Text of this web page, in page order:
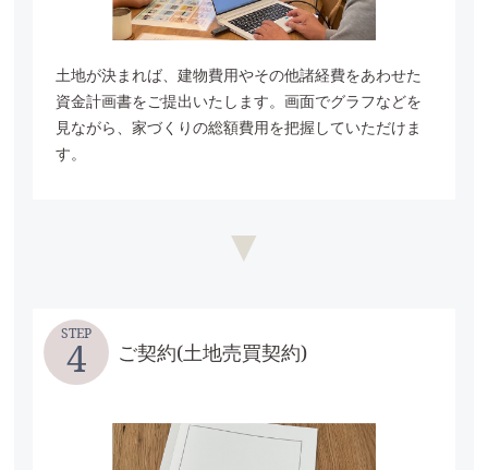
土地が決まれば、建物費用やその他諸経費をあわせた
資金計画書をご提出いたします。画面でグラフなどを
見ながら、家づくりの総額費用を把握していただけま
す。
STEP
4 ご契約(土地売買契約)